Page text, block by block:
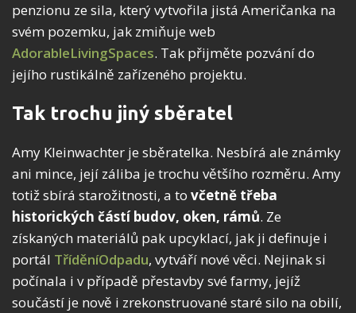
penzionu ze sila, který vytvořila jistá Američanka na
svém pozemku, jak zmiňuje web
AdorableLivingSpaces. Tak přijměte pozvání do
jejího rustikálně zařízeného projektu.
Tak trochu jiný sběratel
Amy Kleinwachter je sběratelka. Nesbírá ale známky
ani mince, její záliba je trochu většího rozměru. Amy
totiž sbírá starožitnosti, a to včetně třeba
historických částí budov, oken, rámů. Ze
získaných materiálů pak upcyklací, jak ji definuje i
portál TříděníOdpadu, vytváří nové věci. Nejinak si
počínala i v případě přestavby své farmy, jejíž
součástí je nově i zrekonstruované staré silo na obilí,